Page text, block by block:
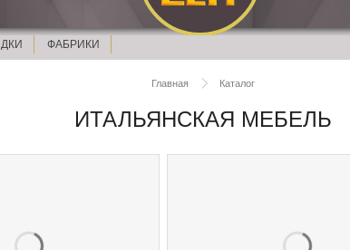
ФАБРИКИ
Главная Каталог
ИТАЛЬЯНСКАЯ МЕБЕЛЬ